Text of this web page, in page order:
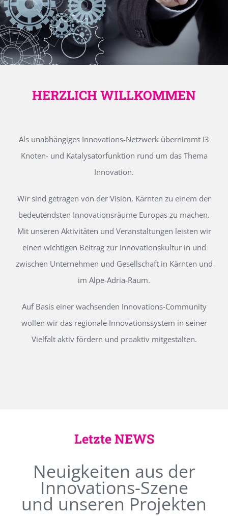
HERZLICH WILLKOMMEN
Als unabhängiges Innovations-Netzwerk übernimmt I3
Knoten- und Katalysatorfunktion rund um das Thema
Innovation.
Wir sind getragen von der Vision, Kärnten zu einem der
bedeutendsten Innovationsräume Europas zu machen.
Mit unseren Aktivitäten und Veranstaltungen leisten wir
einen wichtigen Beitrag zur Innovationskultur in und
zwischen Unternehmen und Gesellschaft in Kärnten und
im Alpe-Adria-Raum.
Auf Basis einer wachsenden Innovations-Community
wollen wir das regionale Innovationssystem in seiner
Vielfalt aktiv fördern und proaktiv mitgestalten.
Letzte NEWS
Neuigkeiten aus der
Innovations-Szene
und unseren Projekten